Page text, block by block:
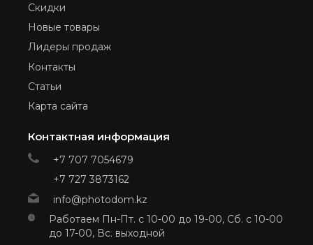
Скидки
Новые товары
Лидеры продаж
Контакты
Статьи
Карта сайта
Контактная информация
+7 707 7054679
+7 727 3873162
info@photodom.kz
Работаем Пн-Пт. с 10-00 до 19-00, Сб. с 10-00
до 17-00, Вс. выходной